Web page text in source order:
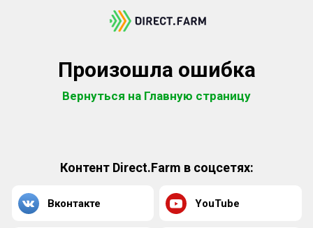
Произошла ошибка
Вернуться на Главную страницу
Контент Direct.Farm в соцсетях:
Вконтакте YouTube